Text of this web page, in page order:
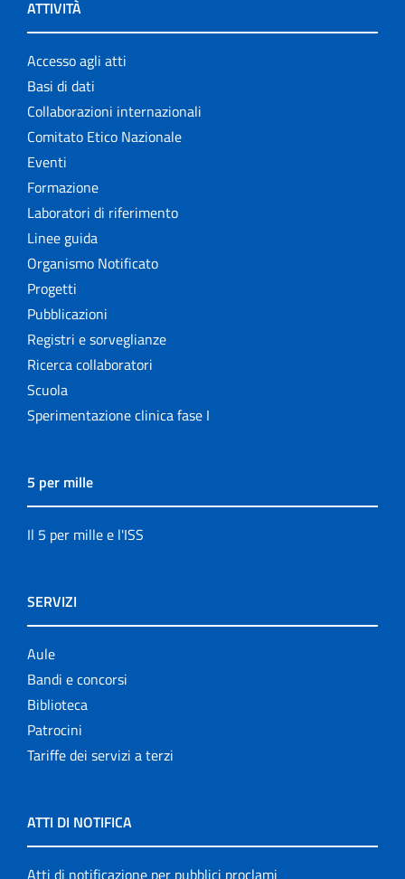
ATTIVITÀ
Accesso agli atti
Basi di dati
Collaborazioni internazionali
Comitato Etico Nazionale
Eventi
Formazione
Laboratori di riferimento
Linee guida
Organismo Notificato
Progetti
Pubblicazioni
Registri e sorveglianze
Ricerca collaboratori
Scuola
Sperimentazione clinica fase I
5 per mille
Il 5 per mille e l'ISS
SERVIZI
Aule
Bandi e concorsi
Biblioteca
Patrocini
Tariffe dei servizi a terzi
ATTI DI NOTIFICA
Atti di notificazione per pubblici proclami